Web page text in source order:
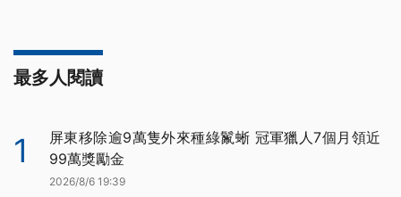
最多人閱讀
1
屏東移除逾9萬隻外來種綠鬣蜥 冠軍獵人7個月領近
99萬獎勵金
2026/8/6 19:39